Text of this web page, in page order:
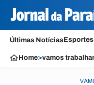
Últimas NotíciasEsportes
Home>vamos trabalhar